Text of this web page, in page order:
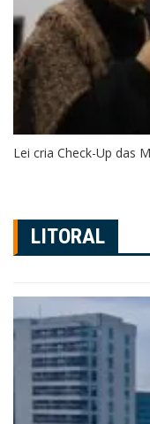
Lei cria Check-Up das
LITORAL